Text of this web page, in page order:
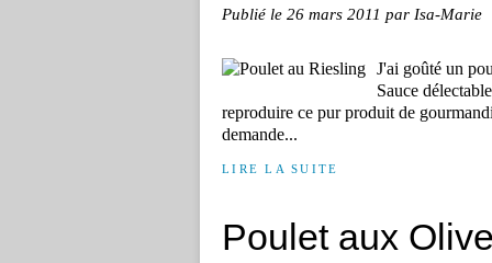
Publié le 26 mars 2011 par Isa-Marie
J'ai goûté un
Sauce
reproduire ce pur produit de
demande...
LIRE LA SUITE
Poulet aux